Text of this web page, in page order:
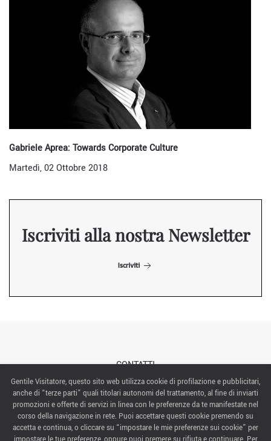
Gabriele Aprea: Towards Corporate Culture
Martedì, 02 Ottobre 2018
Iscriviti alla nostra Newsletter
Iscriviti
CONTATTI
ABOUT US
ITALIAN EXHIBITION GROUP SpA All rights reserved
Via Emilia 155, 47921 Rimini,
Gentile Visitatore, questo sito web utilizza cookie di profilazione e pubblicitari,
anche di “terze parti” quali titolari autonomi del trattamento, al fine di inviarti
promozioni e offerte di servizi in linea con le preferenze da te manifestate nel
corso della navigazione in rete. Puoi accettare questi cookie premendo su
accetta e continua, o cliccare su “impostare le mie preferenze sui cookie” per